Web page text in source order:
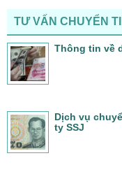
TƯ VẤN CHUYỂN
Thông tin về
Dịch vụ
ty SSJ